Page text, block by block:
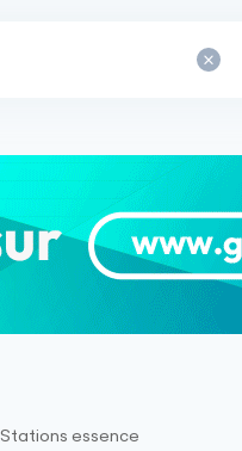
Stations essence